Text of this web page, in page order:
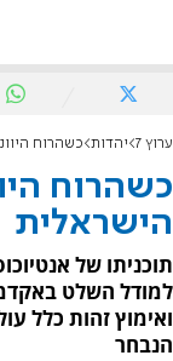
ערוץ 7 יהדות כשהרוח
כשהרוח
הישראלית
תוכניתו של
למודל השלט
ואימוץ זהות כלל
הנבחר